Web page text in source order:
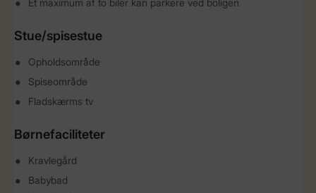
Et maximum af to biler kan parkere ved boligen
Stue/spisestue
Opholdsområde
Spiseområde
Fladskærms tv
Børnefaciliteter
Kravlegård
Babybad